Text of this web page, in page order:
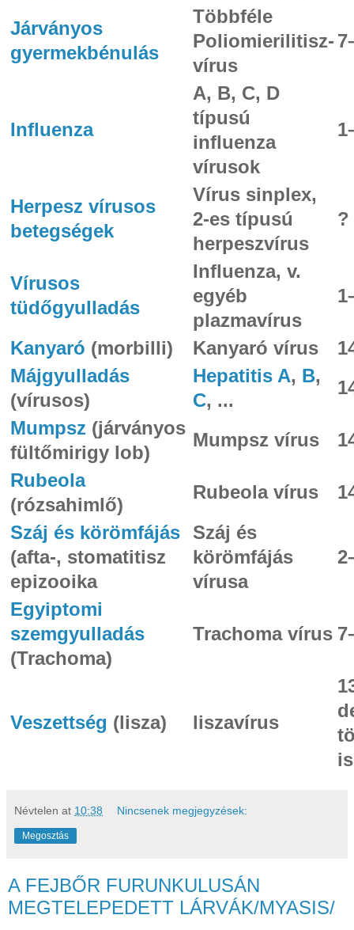
Járványos
gyermekbénulás
Többféle
Poliomierilitisz-
vírus
Influenza
A, B, C, D
típusú
influenza
vírusok
Herpesz vírusos
betegségek
Vírus sinplex,
2-es típusú
herpeszvírus
?
Vírusos
tüdőgyulladás
Influenza, v.
egyéb
plazmavírus
Kanyaró (morbilli) Kanyaró vírus
Májgyulladás
(vírusos)
Hepatitis A, B,
C, ...
Mumpsz (járványos
fültőmirigy lob)
Mumpsz vírus
Rubeola
(rózsahimlő)
Rubeola vírus
Száj és körömfájás
(afta-, stomatitisz
epizooika
Száj és
körömfájás
vírusa
Egyiptomi
szemgyulladás
(Trachoma)
Trachoma vírus
Veszettség (lisza) liszavírus
is
Névtelen at 10:38 Nincsenek megjegyzések:
Megosztás
A FEJBŐR FURUNKULUSÁN
MEGTELEPEDETT LÁRVÁK/MYASIS/